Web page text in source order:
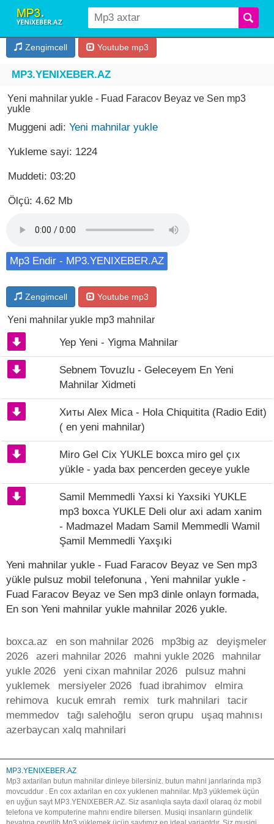
Zengimcell Youtube mp3
MP3.YENIXEBER.AZ
Yeni mahnilar yukle - Fuad Faracov Beyaz ve Sen mp3
yukle
Muggeni adi: Yeni mahnilar yukle
Yukleme sayi: 1224
Muddeti: 03:20
Ölçü: 4.62 Mb
Mp3 Endir - MP3.YENIXEBER.AZ
Zengimcell Youtube mp3
Yeni mahnilar yukle mp3 mahnilar
Yep Yeni - Yigma Mahnilar
Sebnem Tovuzlu - Geleceyem En Yeni
Mahnilar Xidmeti
Хиты Alex Mica - Hola Chiquitita (Radio Edit)
( en yeni mahnilar)
Miro Gel Cix YUKLE boxca miro gel çıx
yükle - yada bax pencerden geceye yukle
Samil Memmedli Yaxsi ki Yaxsiki YUKLE
mp3 boxca YUKLE Deli olur axi adam xanim
- Madmazel Madam Samil Memmedli Wamil
Şamil Memmedli Yaxşıki
Yeni mahnilar yukle - Fuad Faracov Beyaz ve Sen mp3
yükle pulsuz mobil telefonuna , Yeni mahnilar yukle -
Fuad Faracov Beyaz ve Sen mp3 dinle onlayn formada,
En son Yeni mahnilar yukle mahnilar 2026 yukle.
boxca.az en son mahnilar 2026 mp3big az
deyişmeler
2026
azeri mahnilar 2026 mahni yukle 2026
mahnilar
yukle 2026
yeni cixan mahnilar 2026
pulsuz mahni
yuklemek
mersiyeler 2026 fuad ibrahimov
elmira
rehimova
kucuk emrah remix turk mahnilari
tacir
memmedov
tağı salehoğlu seron qrupu
uşaq mahnısı
azerbaycan xalq mahnilari
MP3.YENIXEBER.AZ
Mp3 axtarilan butun mahnilar dinleye bilersiniz. butun mahni janrlarinda mp3
movcuddur . En cox axtarilan en cox yuklenen mahnilar. Mp3 yüklemek üçün
en uyğun sayt MP3.YENIXEBER.AZ. Siz asanlıqla sayta daxil olaraq öz mobil
telefona ve komputerine mahnı endire bilersen. Musiqi insanların gündelik